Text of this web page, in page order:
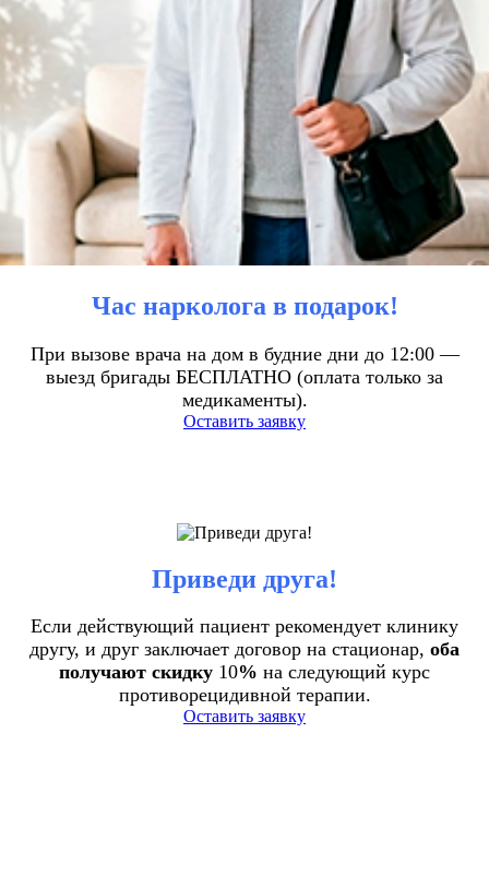
Час нарколога в подарок!
При вызове врача на дом в будние дни до 12:00 —
выезд бригады БЕСПЛАТНО (оплата только за
медикаменты).
Оставить заявку
Приведи друга!
Если действующий пациент рекомендует клинику
другу, и друг заключает договор на стационар, оба
получают скидку 10% на следующий курс
противорецидивной терапии.
Оставить заявку